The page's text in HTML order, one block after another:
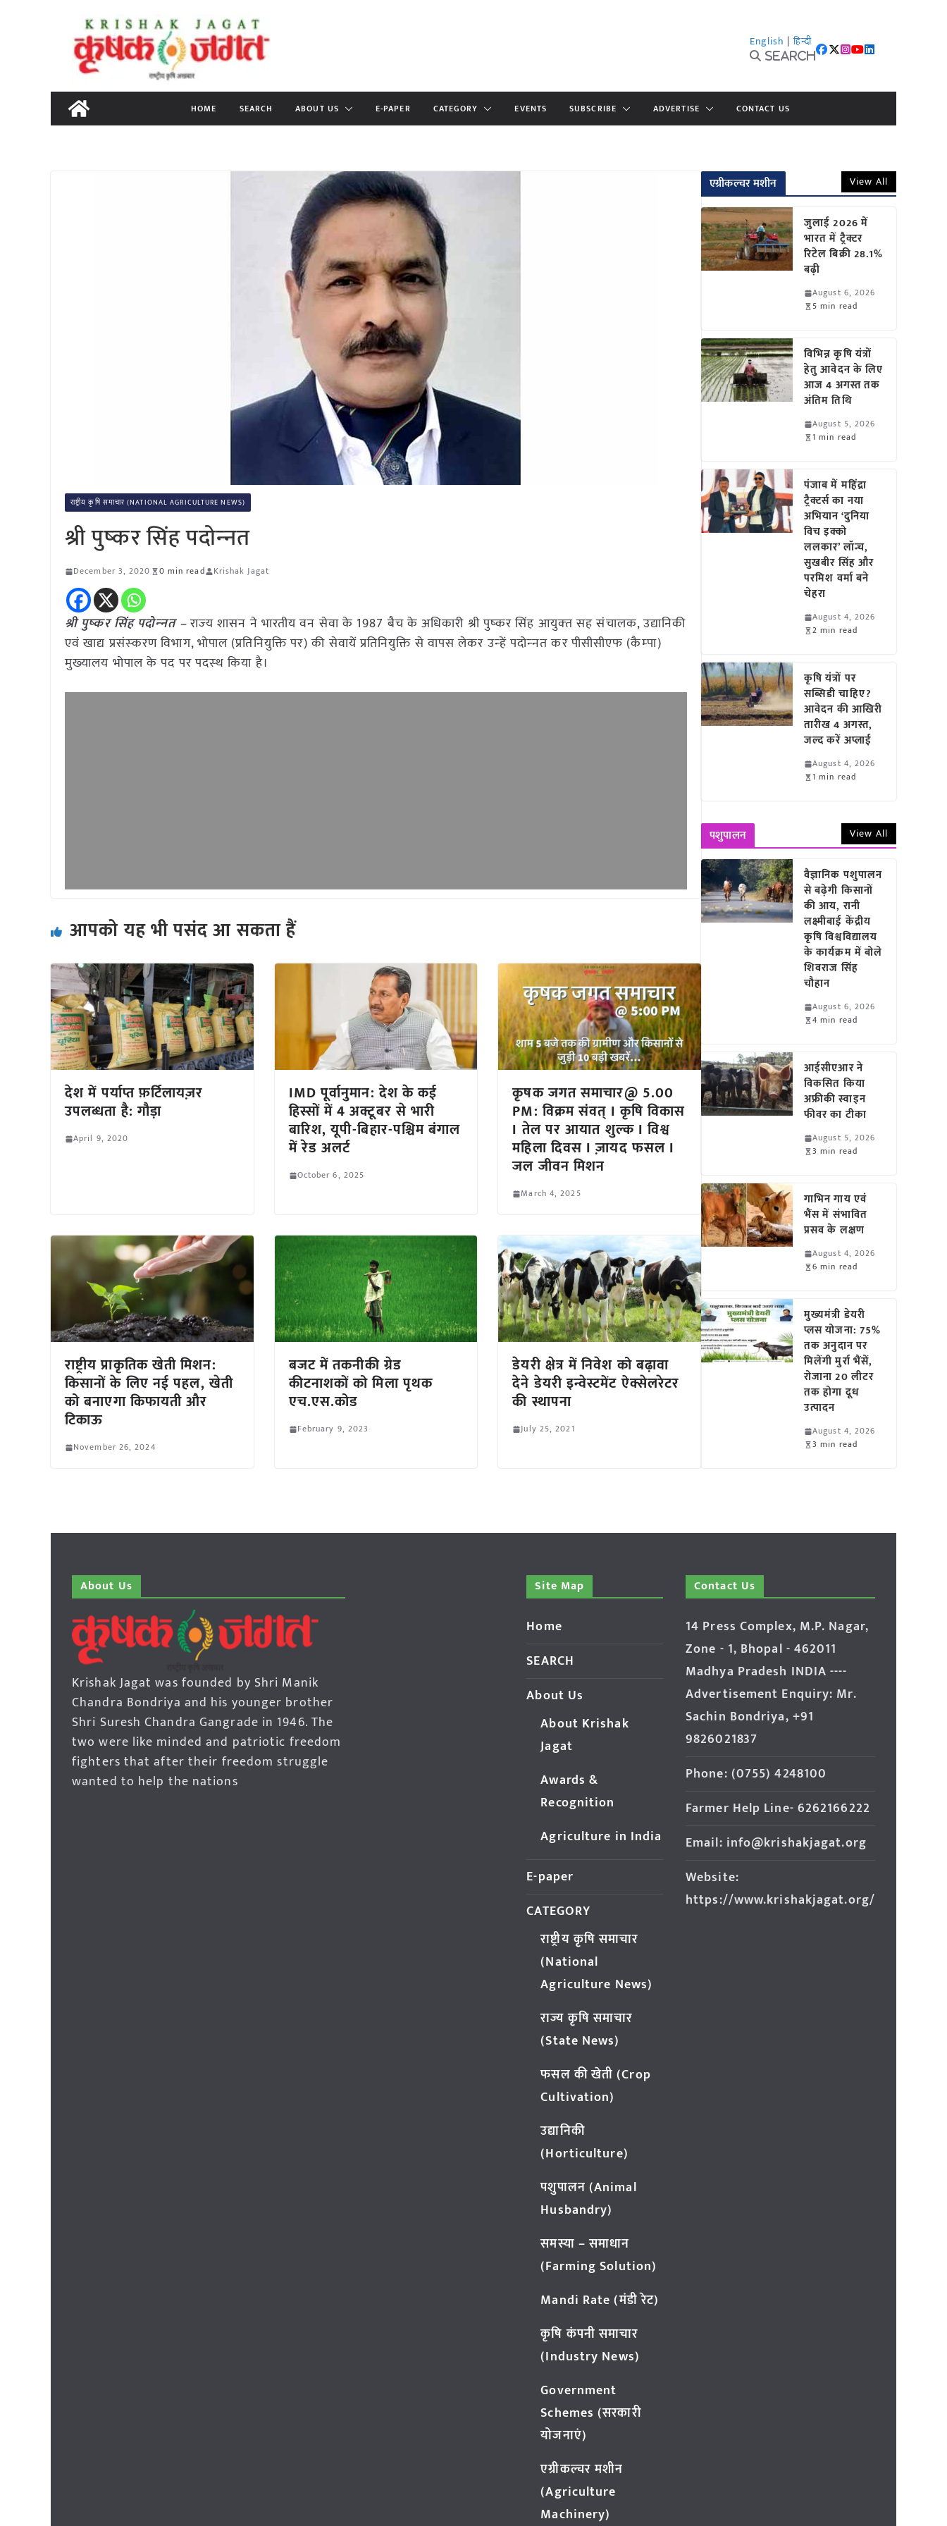
content
English | हिन्दी
Search
HOME SEARCH ABOUT US E-PAPER CATEGORY EVENTS SUBSCRIBE ADVERTISE CONTACT US
राष्ट्रीय कृषि समाचार (NATIONAL AGRICULTURE NEWS)
श्री पुष्‍कर सिंह पदोन्‍नत
December 3, 2020 0 min read Krishak Jagat
श्री पुष्‍कर सिंह पदोन्‍नत –राज्‍य शासन ने भारतीय वन सेवा के 1987 बैच के अधिकारी श्री पुष्‍कर सिंह आयुक्‍त सह संचालक, उद्यानिकी
एवं खाद्य प्रसंस्‍करण विभाग, भोपाल (प्रतिनियुक्ति पर) की सेवायें प्रतिनियुक्ति से वापस लेकर उन्‍हें पदोन्‍नत कर पीसीसीएफ (कैम्‍पा)
मुख्‍यालय भोपाल के पद पर पदस्‍थ किया है।
आपको यह भी पसंद आ सकता हैं
देश में पर्याप्त फ़र्टिलायज़र
उपलब्धता है: गौड़ा
April 9, 2020
IMD पूर्वानुमान: देश के कई
हिस्सों में 4 अक्टूबर से भारी
बारिश, यूपी-बिहार-पश्चिम बंगाल
में रेड अलर्ट
October 6, 2025
कृषक जगत समाचार@ 5.00
PM: विक्रम संवत् I कृषि विकास
I तेल पर आयात शुल्क I विश्व
महिला दिवस I ज़ायद फसल I
जल जीवन मिशन
March 4, 2025
राष्ट्रीय प्राकृतिक खेती मिशन:
किसानों के लिए नई पहल, खेती
को बनाएगा किफायती और
टिकाऊ
November 26, 2024
बजट में तकनीकी ग्रेड
कीटनाशकों को मिला पृथक
एच.एस.कोड
February 9, 2023
डेयरी क्षेत्र में निवेश को बढ़ावा
देने डेयरी इन्वेस्टमेंट ऐक्सेलरेटर
की स्थापना
July 25, 2021
एग्रीकल्चर मशीन View All
जुलाई 2026 में
भारत में ट्रैक्टर
रिटेल बिक्री 28.1%
बढ़ी
August 6, 2026
5 min read
विभिन्न कृषि यंत्रों
हेतु आवेदन के लिए
आज 4 अगस्त तक
अंतिम तिथि
August 5, 2026
1 min read
पंजाब में महिंद्रा
ट्रैक्टर्स का नया
अभियान ‘दुनिया
विच इक्को
ललकार’ लॉन्च,
सुखबीर सिंह और
परमिश वर्मा बने
चेहरा
August 4, 2026
2 min read
कृषि यंत्रों पर
सब्सिडी चाहिए?
आवेदन की आखिरी
तारीख 4 अगस्त,
जल्द करें अप्लाई
August 4, 2026
1 min read
पशुपालन View All
वैज्ञानिक पशुपालन
से बढ़ेगी किसानों
की आय, रानी
लक्ष्मीबाई केंद्रीय
कृषि विश्वविद्यालय
के कार्यक्रम में बोले
शिवराज सिंह
चौहान
August 6, 2026
4 min read
आईसीएआर ने
विकसित किया
अफ्रीकी स्वाइन
फीवर का टीका
August 5, 2026
3 min read
गाभिन गाय एवं
भैंस में संभावित
प्रसव के लक्षण
August 4, 2026
6 min read
मुख्यमंत्री डेयरी
प्लस योजना: 75%
तक अनुदान पर
मिलेंगी मुर्रा भैंसें,
रोजाना 20 लीटर
तक होगा दूध
उत्पादन
August 4, 2026
3 min read
About Us
Krishak Jagat was founded by Shri Manik
Chandra Bondriya and his younger brother
Shri Suresh Chandra Gangrade in 1946. The
two were like minded and patriotic freedom
fighters that after their freedom struggle
wanted to help the nations
Site Map
Home
SEARCH
About Us
About Krishak
Jagat
Awards &
Recognition
Agriculture in India
E-paper
CATEGORY
राष्ट्रीय कृषि समाचार
(National
Agriculture News)
राज्य कृषि समाचार
(State News)
फसल की खेती (Crop
Cultivation)
उद्यानिकी
(Horticulture)
पशुपालन (Animal
Husbandry)
समस्या – समाधान
(Farming Solution)
Mandi Rate (मंडी रेट)
कृषि कंपनी समाचार
(Industry News)
Government
Schemes (सरकारी
योजनाएं)
एग्रीकल्चर मशीन
(Agriculture
Machinery)
Contact Us
14 Press Complex, M.P. Nagar,
Zone - 1, Bhopal - 462011
Madhya Pradesh INDIA ----
Advertisement Enquiry: Mr.
Sachin Bondriya, +91
9826021837
Phone: (0755) 4248100
Farmer Help Line- 6262166222
Email: info@krishakjagat.org
Website:
https://www.krishakjagat.org/